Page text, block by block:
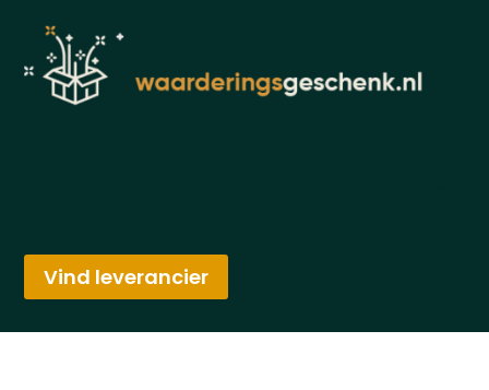
Vind leverancier